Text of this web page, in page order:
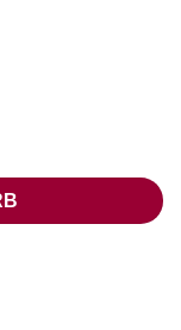
de Paris –